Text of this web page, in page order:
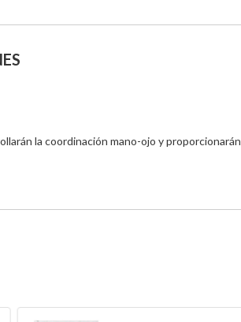
la coordinación mano-ojo y proporcionarán